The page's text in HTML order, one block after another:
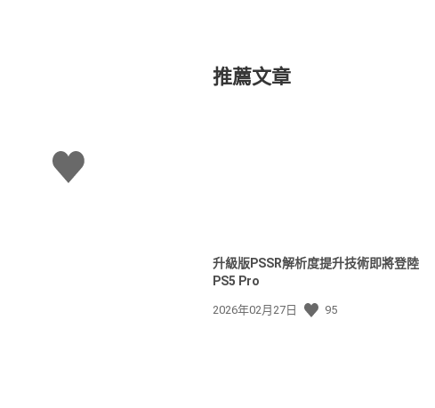
讚
推薦文章
升級版PSSR解析度提升技術即將登陸
PS5 Pro
發
2026年02月27日 95